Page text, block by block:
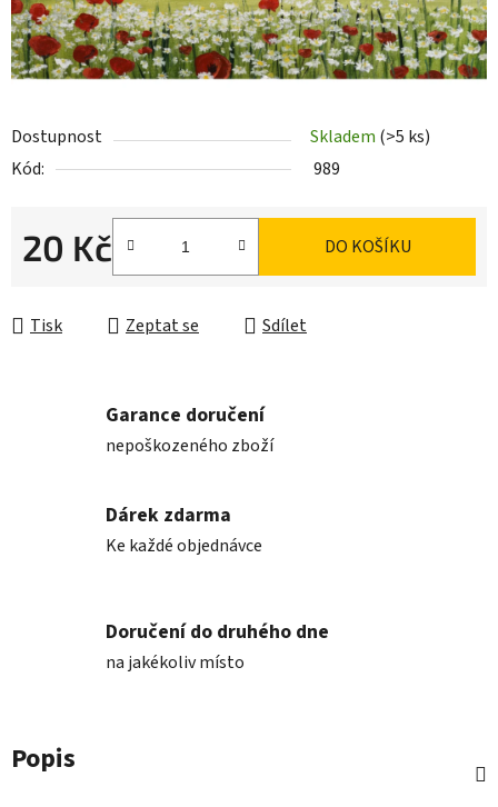
Dostupnost Skladem (>5 ks)
Kód:
989
20 Kč DO KOŠÍKU
Tisk Zeptat se Sdílet
Garance doručení
nepoškozeného zboží
Dárek zdarma
Ke každé objednávce
Doručení do druhého dne
na jakékoliv místo
Popis